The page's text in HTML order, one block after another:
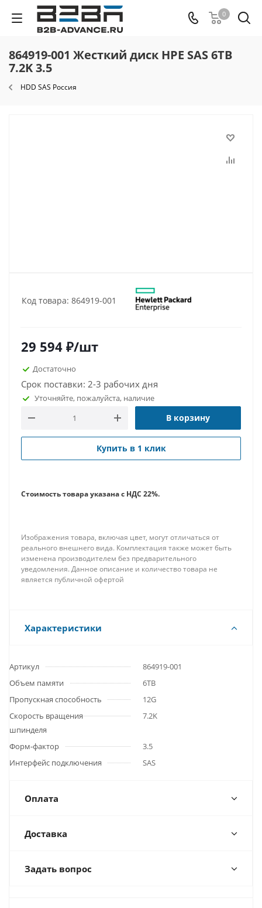
0
864919-001 Жесткий диск HPE SAS 6TB
7.2K 3.5
HDD SAS Россия
Код товара: 864919-001
29 594 ₽/шт
Достаточно
Срок поставки: 2-3 рабочих дня
Уточняйте, пожалуйста, наличие
В корзину
Купить в 1 клик
Стоимость товара указана с НДС 22%.
Изображения товара, включая цвет, могут отличаться от
реального внешнего вида. Комплектация также может быть
изменена производителем без предварительного
уведомления. Данное описание и количество товара не
является публичной офертой
Характеристики
Артикул
864919-001
Объем памяти
6TB
Пропускная способность
12G
Скорость вращения
шпинделя
7.2K
Форм-фактор
3.5
Интерфейс подключения
SAS
Оплата
Доставка
Задать вопрос